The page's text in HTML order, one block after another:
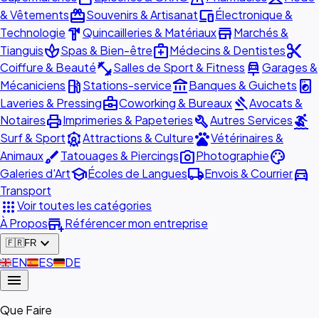
& VêtementsredeemSouvenirs & ArtisanatdevicesÉlectronique &
Technologie hardwareQuincailleries & MatériauxstoreMarchés &
TianguisspaSpas & Bien-êtremedical_servicesMédecins & Dentistescontent_cut
Coiffure & Beautéfitness_centerSalles de Sport & Fitness car_repairGarages &
Mécaniciens local_gas_stationStations-serviceaccount_balanceBanques & Guichets local_laundry_service
Laveries & Pressingbusiness_centerCoworking & BureauxgavelAvocats &
NotairesprintImprimeries & PapeteriesbuildAutres Servicessurfing
Surf & SportattractionsAttractions & CulturepetsVétérinaires &
AnimauxbrushTatouages & Piercingsphoto_cameraPhotographiepalette
Galeries d'ArtschoolÉcoles de Langueslocal_shippingEnvois & Courrierdirections_car
Transport
appsVoir toutes les catégories
À Proposadd_businessRéférencer mon entreprise
🇫🇷FR expand_more
🇬🇧EN🇪🇸ES🇩🇪DE
menu
Que Faire